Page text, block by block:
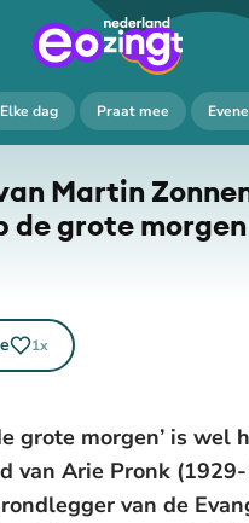
Elke dag Praat mee
Martin
de grote morgen
1x
grote morgen’ is wel
van Arie Pronk
van de